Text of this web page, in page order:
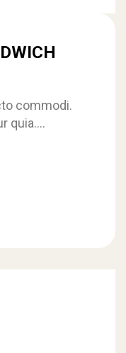
commodi.
quia.